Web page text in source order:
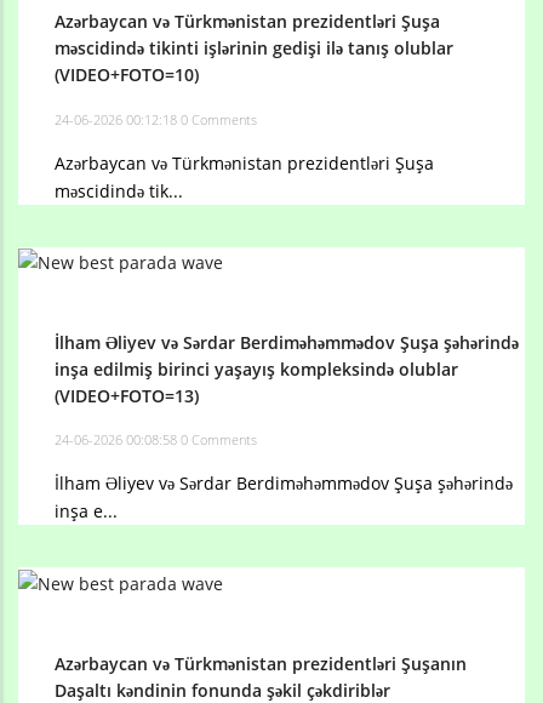
Azərbaycan və Türkmənistan prezidentləri Şuşa
məscidində tikinti işlərinin gedişi ilə tanış olublar
(VIDEO+FOTO=10)
24-06-2026 00:12:18 0 Comments
Azərbaycan və Türkmənistan prezidentləri Şuşa
məscidində tik...
İlham Əliyev və Sərdar Berdiməhəmmədov Şuşa şəhərində
inşa edilmiş birinci yaşayış kompleksində olublar
(VIDEO+FOTO=13)
24-06-2026 00:08:58 0 Comments
İlham Əliyev və Sərdar Berdiməhəmmədov Şuşa şəhərində
inşa e...
Azərbaycan və Türkmənistan prezidentləri Şuşanın
Daşaltı kəndinin fonunda şəkil çəkdiriblər